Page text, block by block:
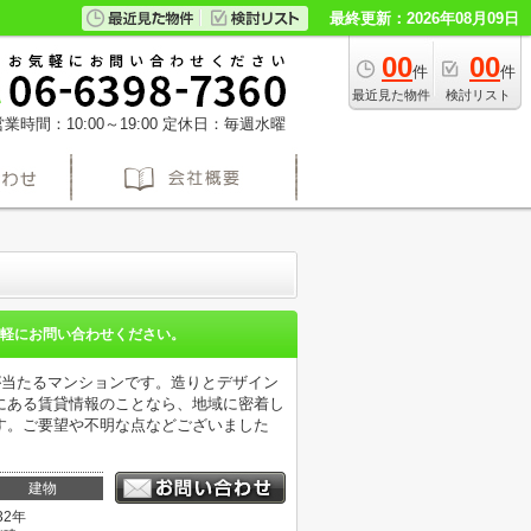
最終更新：2026年08月09日
00件
最近見た物件
00件
検討リスト
業時間：10:00～19:00 定休日：毎週水曜
にお問い合わせください。
たるマンションです。造りとデザイン
る賃貸情報のことなら、地域に密着し
ご要望や不明な点などございました
建物
年